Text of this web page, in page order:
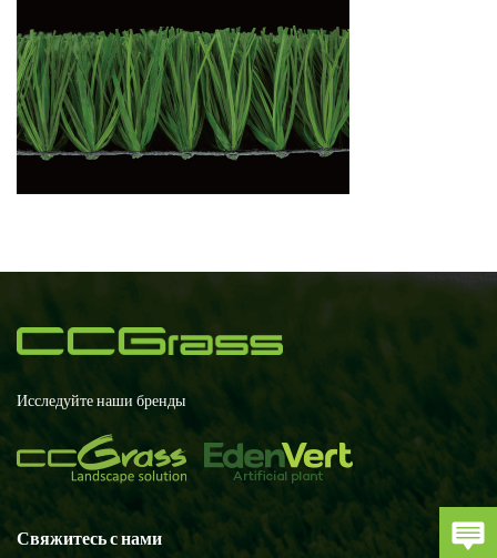
Исследуйте наши бренды
Свяжитесь с нами